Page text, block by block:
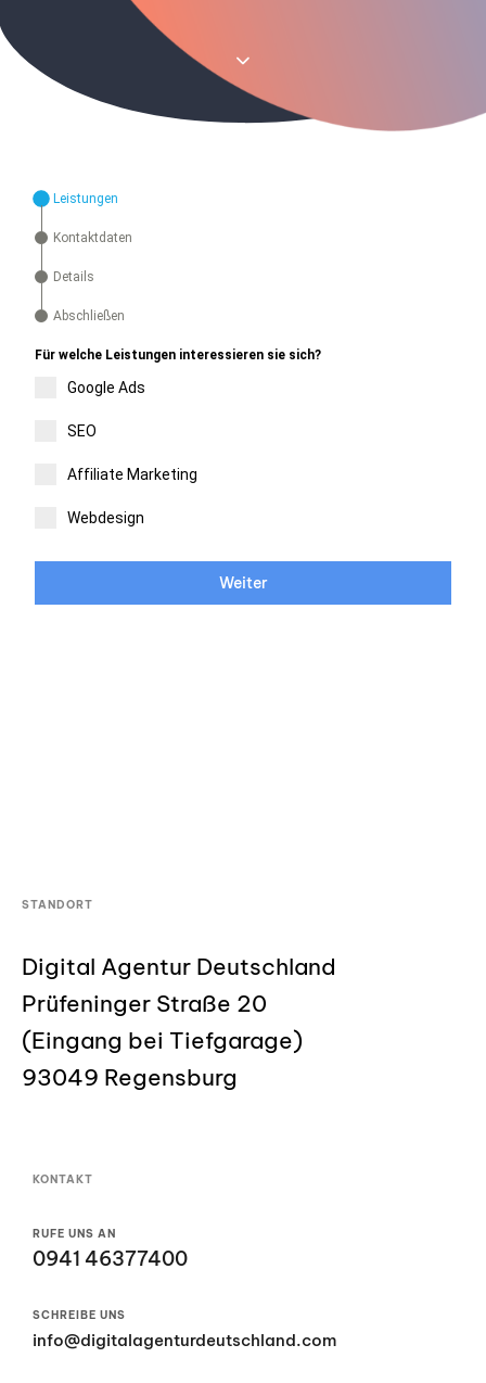
Leistungen
Kontaktdaten
Details
Abschließen
Für welche Leistungen interessieren sie sich?
Google Ads
SEO
Affiliate Marketing
Webdesign
Weiter
STANDORT
Digital Agentur Deutschland
Prüfeninger Straße 20
(Eingang bei Tiefgarage)
93049 Regensburg
KONTAKT
RUFE UNS AN
0941 46377400
SCHREIBE UNS
info@digitalagenturdeutschland.com